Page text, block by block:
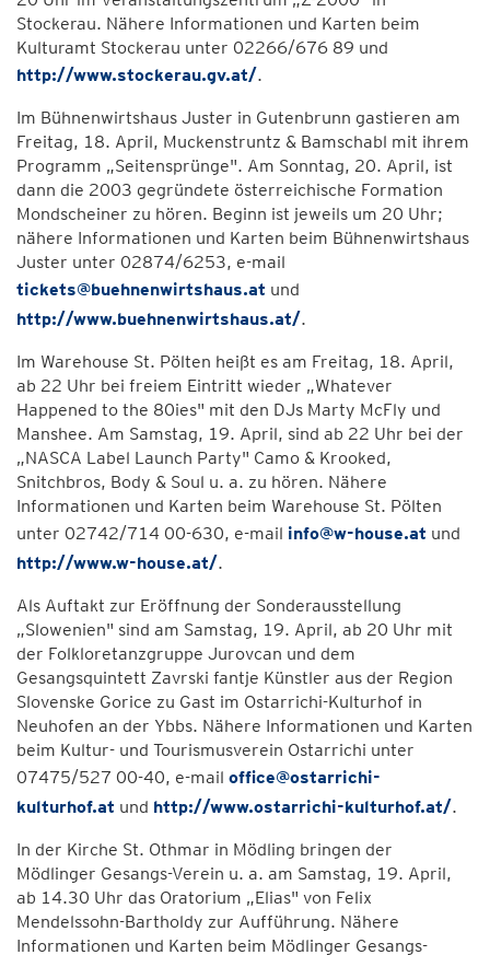
Stockerau. Nähere Informationen und Karten beim
Kulturamt Stockerau unter 02266/676 89 und
http://www.stockerau.gv.at/.
Im Bühnenwirtshaus Juster in Gutenbrunn gastieren am
Freitag, 18. April, Muckenstruntz & Bamschabl mit ihrem
Programm „Seitensprünge". Am Sonntag, 20. April, ist
dann die 2003 gegründete österreichische Formation
Mondscheiner zu hören. Beginn ist jeweils um 20 Uhr;
nähere Informationen und Karten beim Bühnenwirtshaus
Juster unter 02874/6253, e-mail
tickets@buehnenwirtshaus.at und
http://www.buehnenwirtshaus.at/.
Im Warehouse St. Pölten heißt es am Freitag, 18. April,
ab 22 Uhr bei freiem Eintritt wieder „Whatever
Happened to the 80ies" mit den DJs Marty McFly und
Manshee. Am Samstag, 19. April, sind ab 22 Uhr bei der
„NASCA Label Launch Party" Camo & Krooked,
Snitchbros, Body & Soul u. a. zu hören. Nähere
Informationen und Karten beim Warehouse St. Pölten
unter 02742/714 00-630, e-mail info@w-house.at und
http://www.w-house.at/.
Als Auftakt zur Eröffnung der Sonderausstellung
„Slowenien" sind am Samstag, 19. April, ab 20 Uhr mit
der Folkloretanzgruppe Jurovcan und dem
Gesangsquintett Zavrski fantje Künstler aus der Region
Slovenske Gorice zu Gast im Ostarrichi-Kulturhof in
Neuhofen an der Ybbs. Nähere Informationen und Karten
beim Kultur- und Tourismusverein Ostarrichi unter
07475/527 00-40, e-mail office@ostarrichi-
kulturhof.at und http://www.ostarrichi-kulturhof.at/.
In der Kirche St. Othmar in Mödling bringen der
Mödlinger Gesangs-Verein u. a. am Samstag, 19. April,
ab 14.30 Uhr das Oratorium „Elias" von Felix
Mendelssohn-Bartholdy zur Aufführung. Nähere
Informationen und Karten beim Mödlinger Gesangs-